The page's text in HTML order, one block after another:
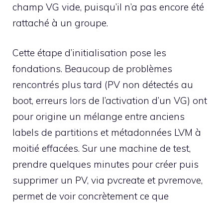
champ VG vide, puisqu’il n’a pas encore été
rattaché à un groupe.
Cette étape d’initialisation pose les
fondations. Beaucoup de problèmes
rencontrés plus tard (PV non détectés au
boot, erreurs lors de l’activation d’un VG) ont
pour origine un mélange entre anciens
labels de partitions et métadonnées LVM à
moitié effacées. Sur une machine de test,
prendre quelques minutes pour créer puis
supprimer un PV, via pvcreate et pvremove,
permet de voir concrètement ce que